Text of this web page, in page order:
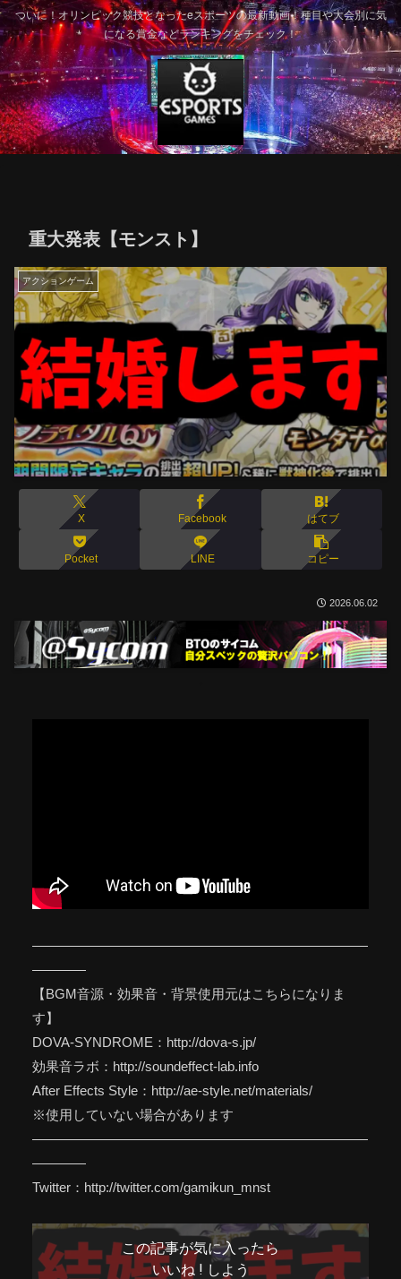
ついに！オリンピック競技となったeスポーツの最新動画！種目や大会別に気
になる賞金などランキングをチェック！
重大発表【モンスト】
アクションゲーム
X Facebook はてブ
Pocket LINE コピー
2026.06.02
—————————————————————————
————
【BGM音源・効果音・背景使用元はこちらになりま
す】
DOVA-SYNDROME：http://dova-s.jp/
効果音ラボ：http://soundeffect-lab.info
After Effects Style：http://ae-style.net/materials/
※使用していない場合があります
—————————————————————————
————
Twitter：http://twitter.com/gamikun_mnst
この記事が気に入ったら
いいね ! しよう